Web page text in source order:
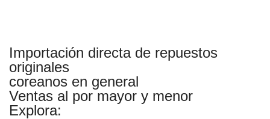
Importación directa de repuestos
originales
coreanos en general
Ventas al por mayor y menor
Explora: